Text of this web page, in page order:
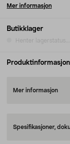
Butikklager
Henter lagerstatus...
Mer informasjon
Produktinformasjon
Mer informasjon
Spesifikasjoner,